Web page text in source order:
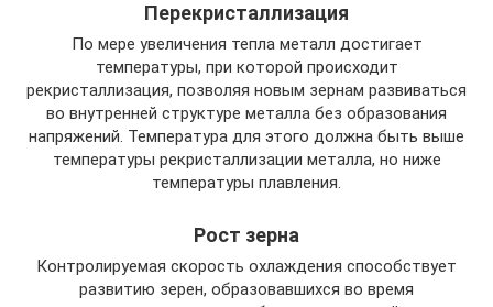
Перекристаллизация
По мере увеличения тепла металл достигает
температуры, при которой происходит
рекристаллизация, позволяя новым зернам развиваться
во внутренней структуре металла без образования
напряжений. Температура для этого должна быть выше
температуры рекристаллизации металла, но ниже
температуры плавления.
Рост зерна
Контролируемая скорость охлаждения способствует
развитию зерен, образовавшихся во время